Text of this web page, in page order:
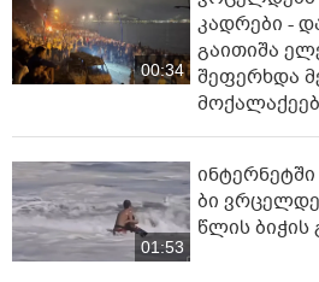
00:34
კადრები -
გაითიშა
შეფერხდა
01:53
ბი
წლის ბიჭის